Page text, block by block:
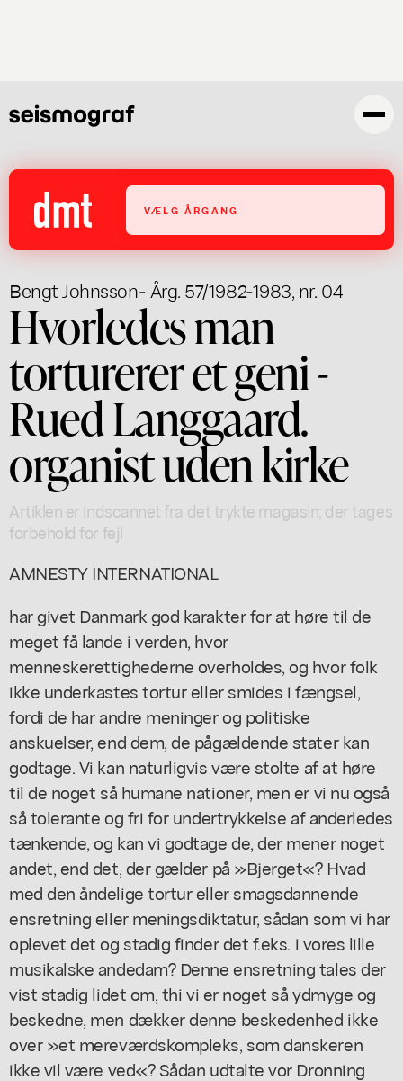
VÆLG ÅRGANG
Bengt Johnsson- Årg. 57/1982-1983, nr. 04
Hvorledes man
torturerer et geni -
Rued Langgaard.
organist uden kirke
Artiklen er indscannet fra det trykte magasin; der tages
forbehold for fejl
AMNESTY INTERNATIONAL
har givet Danmark god karakter for at høre til de
meget få lande i verden, hvor
menneskerettighederne overholdes, og hvor folk
ikke underkastes tortur eller smides i fængsel,
fordi de har andre meninger og politiske
anskuelser, end dem, de pågældende stater kan
godtage. Vi kan naturligvis være stolte af at høre
til de noget så humane nationer, men er vi nu også
så tolerante og fri for undertrykkelse af anderledes
tænkende, og kan vi godtage de, der mener noget
andet, end det, der gælder på »Bjerget«? Hvad
med den åndelige tortur eller smagsdannende
ensretning eller meningsdiktatur, sådan som vi har
oplevet det og stadig finder det f.eks. i vores lille
musikalske andedam? Denne ensretning tales der
vist stadig lidet om, thi vi er noget så ydmyge og
beskedne, men dækker denne beskedenhed ikke
over »et mereværdskompleks, som danskeren
ikke vil være ved«? Sådan udtalte vor Dronning